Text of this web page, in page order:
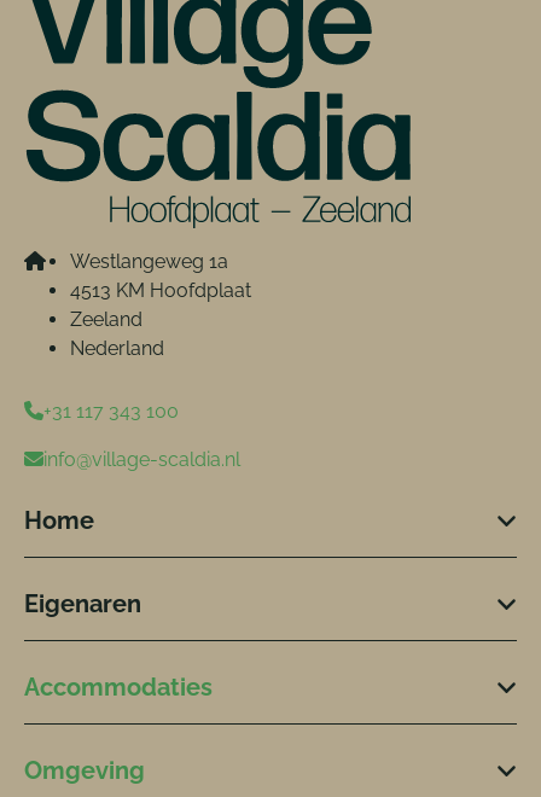
Westlangeweg 1a
4513 KM Hoofdplaat
Zeeland
Nederland
+31 117 343 100
info@village-scaldia.nl
Home
Eigenaren
Accommodaties
Omgeving